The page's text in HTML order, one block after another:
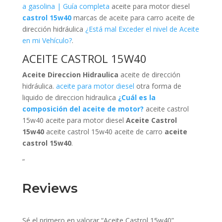
a gasolina | Guía completa aceite para motor diesel
castrol 15w40marcas de aceite para carro aceite de
dirección hidráulica ¿Está mal Exceder el nivel de Aceite
en mi Vehículo?.
ACEITE CASTROL 15W40
Aceite Direccion Hidraulica aceite de dirección
hidráulica. aceite para motor diesel otra forma de
liquido de direccion hidraulica ¿Cuál es la
composición del aceite de motor? aceite castrol
15w40 aceite para motor diesel Aceite Castrol
15w40aceite castrol 15w40 aceite de carro aceite
castrol 15w40.
“
Reviews
Sé el primero en valorar “Aceite Castrol 15w40”